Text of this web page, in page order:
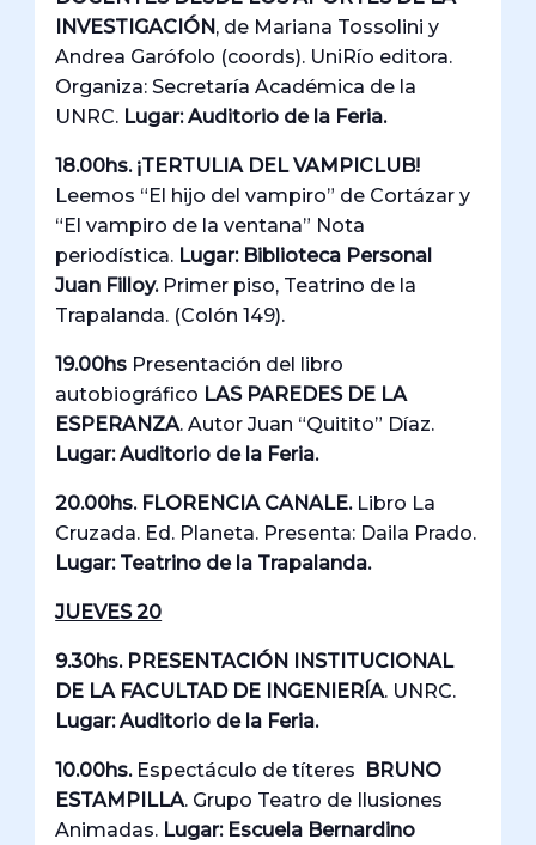
INVESTIGACIÓN, de Mariana Tossolini y
Andrea Garófolo (coords). UniRío editora.
Organiza: Secretaría Académica de la
UNRC. Lugar: Auditorio de la Feria.
18.00hs. ¡TERTULIA DEL VAMPICLUB!
Leemos “El hijo del vampiro” de Cortázar y
“El vampiro de la ventana” Nota
periodística. Lugar: Biblioteca Personal
Juan Filloy. Primer piso, Teatrino de la
Trapalanda. (Colón 149).
19.00hs Presentación del libro
autobiográfico LAS PAREDES DE LA
ESPERANZA. Autor Juan “Quitito” Díaz.
Lugar: Auditorio de la Feria.
20.00hs. FLORENCIA CANALE. Libro La
Cruzada. Ed. Planeta. Presenta: Daila Prado.
Lugar: Teatrino de la Trapalanda.
JUEVES 20
9.30hs. PRESENTACIÓN INSTITUCIONAL
DE LA FACULTAD DE INGENIERÍA. UNRC.
Lugar: Auditorio de la Feria.
10.00hs.Espectáculo de títeres BRUNO
ESTAMPILLA. Grupo Teatro de Ilusiones
Animadas. Lugar: Escuela Bernardino